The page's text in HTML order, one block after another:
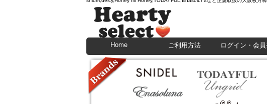
Home ご利用方法 ログイン・会